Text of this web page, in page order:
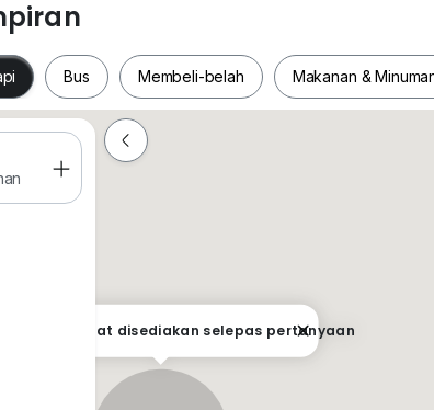
Expired)
Bus Membeli-belah Makanan &
Lokasi tepat disediakan selepas pertanyaan